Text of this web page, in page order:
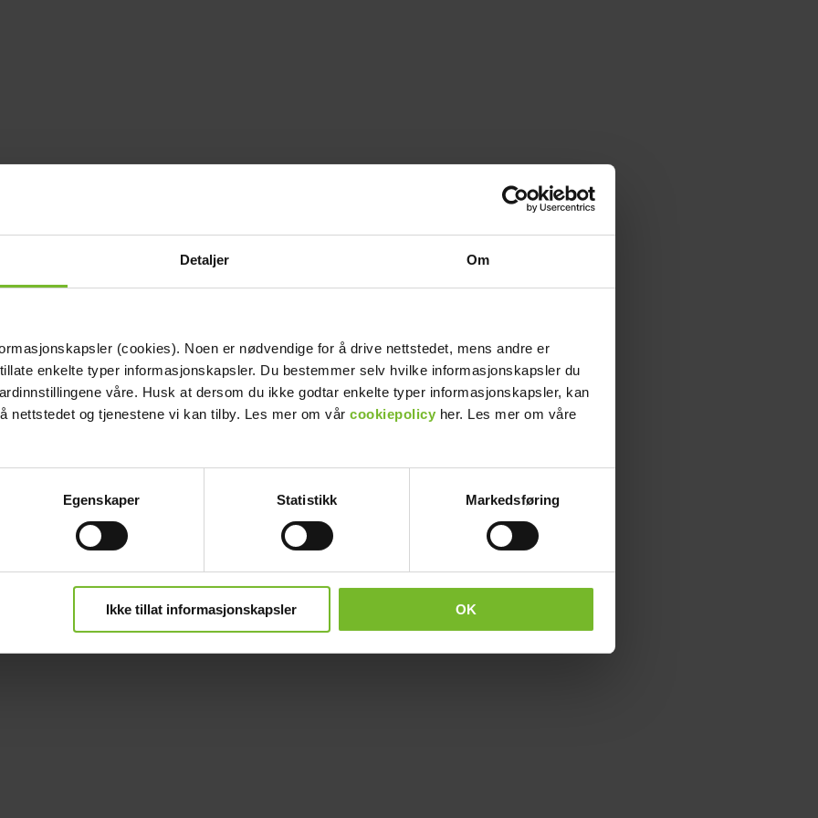
Detaljer Om
(cookies). Noen er nødvendige for å drive nettstedet, mens andre er
enkelte typer informasjonskapsler. Du bestemmer selv hvilke informasjonskapsler du
våre. Husk at dersom du ikke godtar enkelte typer informasjonskapsler, kan
nettstedet og tjenestene vi kan tilby. Les mer om vår cookiepolicy her. Les mer om våre
Egenskaper Statistikk Markedsføring
Ikke tillat informasjonskapsler OK